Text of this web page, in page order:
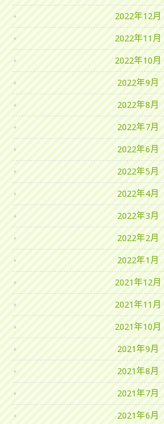
2022年12月
2022年11月
2022年10月
2022年9月
2022年8月
2022年7月
2022年6月
2022年5月
2022年4月
2022年3月
2022年2月
2022年1月
2021年12月
2021年11月
2021年10月
2021年9月
2021年8月
2021年7月
2021年6月